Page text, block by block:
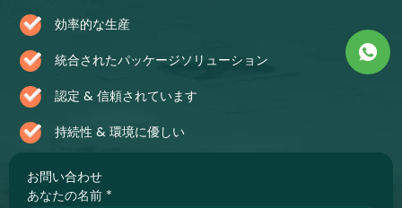
お問い合わせ
あなたの名前 *
効率的な生産
統合されたパッケージソリューション
認定 & 信頼されています
持続性 & 環境に優しい